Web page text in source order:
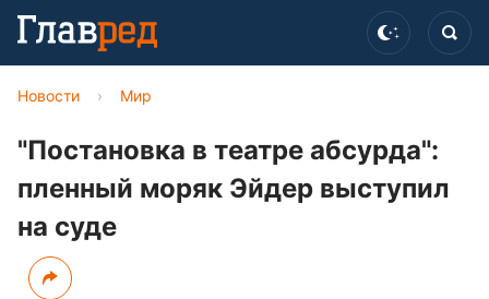
Новости › Мир
"Постановка в театре абсурда":
пленный моряк Эйдер выступил
на суде